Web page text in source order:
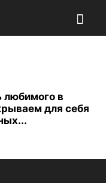
любимого в
для себя